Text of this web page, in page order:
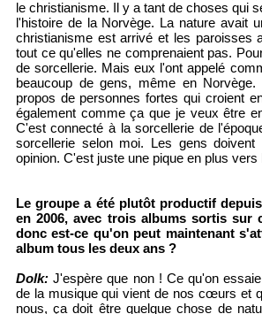
le christianisme. Il y a tant de choses qui
l'histoire de la Norvège. La nature avait
christianisme est arrivé et les paroisses
tout ce qu'elles ne comprenaient pas.
de sorcellerie. Mais eux l'ont appelé
beaucoup de gens, même en
propos de personnes fortes qui croient
également comme ça que je veux être
C'est connecté à la sorcellerie de
sorcellerie selon moi. Les gens
opinion. C'est juste une pique en plus vers
Le groupe a été plutôt productif
en 2006, avec trois albums sortis sur
donc est-ce qu'on peut maintenant
album tous les deux ans ?
Dolk:J'espère que non ! Ce qu'on
de la musique qui vient de nos cœurs et
nous, ça doit être quelque chose de